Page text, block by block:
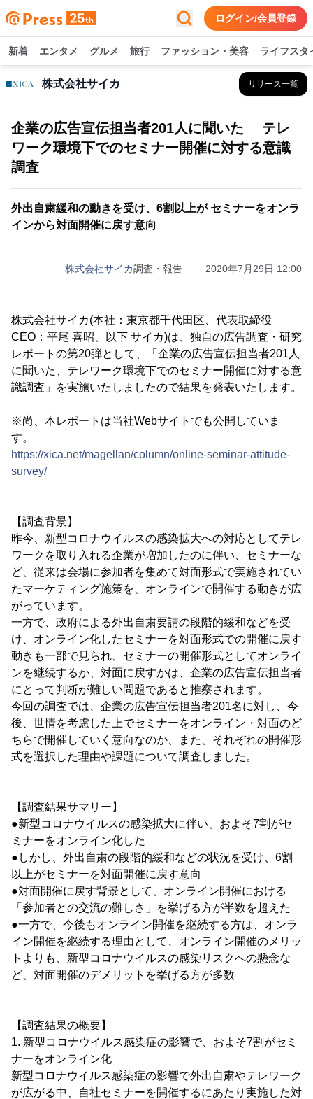
ログイン/会員登録
新着 エンタメ グルメ 旅行 ファッション・美容 ライフスタ
株式会社サイカ リリース一覧
企業の広告宣伝担当者201人に聞いた テレ
ワーク環境下でのセミナー開催に対する意識
調査
外出自粛緩和の動きを受け、6割以上が セミナーをオンラ
インから対面開催に戻す意向
株式会社サイカ調査・報告 2020年7月29日 12:00
株式会社サイカ(本社：東京都千代田区、代表取締役
CEO：平尾 喜昭、以下 サイカ)は、独自の広告調査・研究
レポートの第20弾として、「企業の広告宣伝担当者201人
に聞いた、テレワーク環境下でのセミナー開催に対する意
識調査」を実施いたしましたので結果を発表いたします。
※尚、本レポートは当社Webサイトでも公開していま
す。
https://xica.net/magellan/column/online-seminar-attitude-
survey/
【調査背景】
昨今、新型コロナウイルスの感染拡大への対応としてテレ
ワークを取り入れる企業が増加したのに伴い、セミナーな
ど、従来は会場に参加者を集めて対面形式で実施されてい
たマーケティング施策を、オンラインで開催する動きが広
がっています。
一方で、政府による外出自粛要請の段階的緩和などを受
け、オンライン化したセミナーを対面形式での開催に戻す
動きも一部で見られ、セミナーの開催形式としてオンライ
ンを継続するか、対面に戻すかは、企業の広告宣伝担当者
にとって判断が難しい問題であると推察されます。
今回の調査では、企業の広告宣伝担当者201名に対し、今
後、世情を考慮した上でセミナーをオンライン・対面のど
ちらで開催していく意向なのか、また、それぞれの開催形
式を選択した理由や課題について調査しました。
【調査結果サマリー】
●新型コロナウイルスの感染拡大に伴い、およそ7割がセ
ミナーをオンライン化した
●しかし、外出自粛の段階的緩和などの状況を受け、6割
以上がセミナーを対面開催に戻す意向
●対面開催に戻す背景として、オンライン開催における
「参加者との交流の難しさ」を挙げる方が半数を超えた
●一方で、今後もオンライン開催を継続する方は、オンラ
イン開催を継続する理由として、オンライン開催のメリッ
トよりも、新型コロナウイルスの感染リスクへの懸念な
ど、対面開催のデメリットを挙げる方が多数
【調査結果の概要】
1. 新型コロナウイルス感染症の影響で、およそ7割がセミ
ナーをオンライン化
新型コロナウイルス感染症の影響で外出自粛やテレワーク
が広がる中、自社セミナーを開催するにあたり実施した対